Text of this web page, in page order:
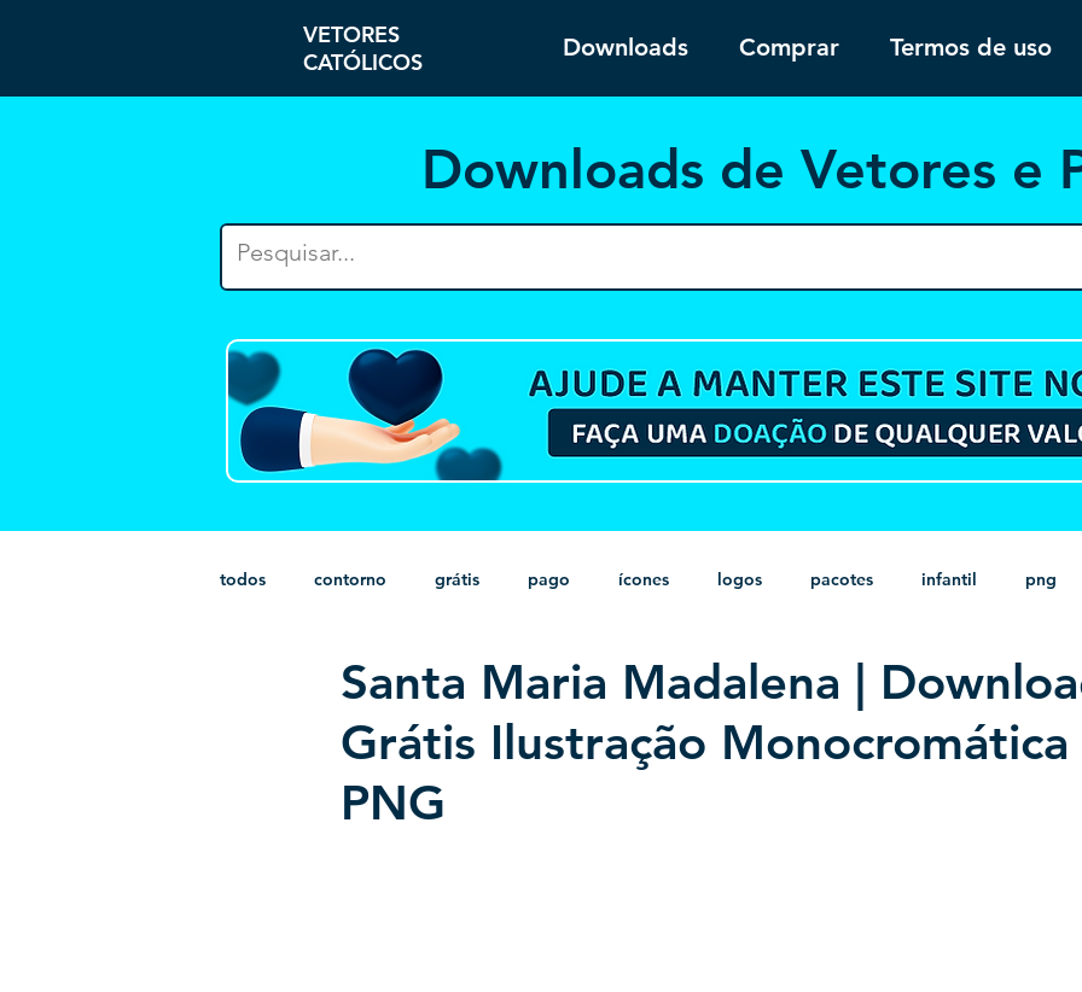
VETORES
CATÓLICOS
Downloads Comprar Termos de uso
Downloads de Vetores e
todos contorno grátis pago ícones logos pacotes infantil png
monocromático vetor estampas sem fundo HD minimalista psd
Santa Maria Madalena |
Grátis Ilustração Monocromática
PNG